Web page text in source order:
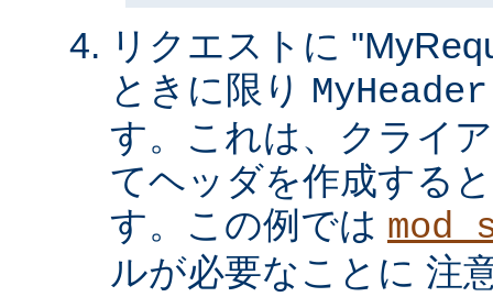
リクエストに
ときに限り MyHeader
す。これは、クライ
てヘッダを作成する
す。この例では
ルが必要なことに 注